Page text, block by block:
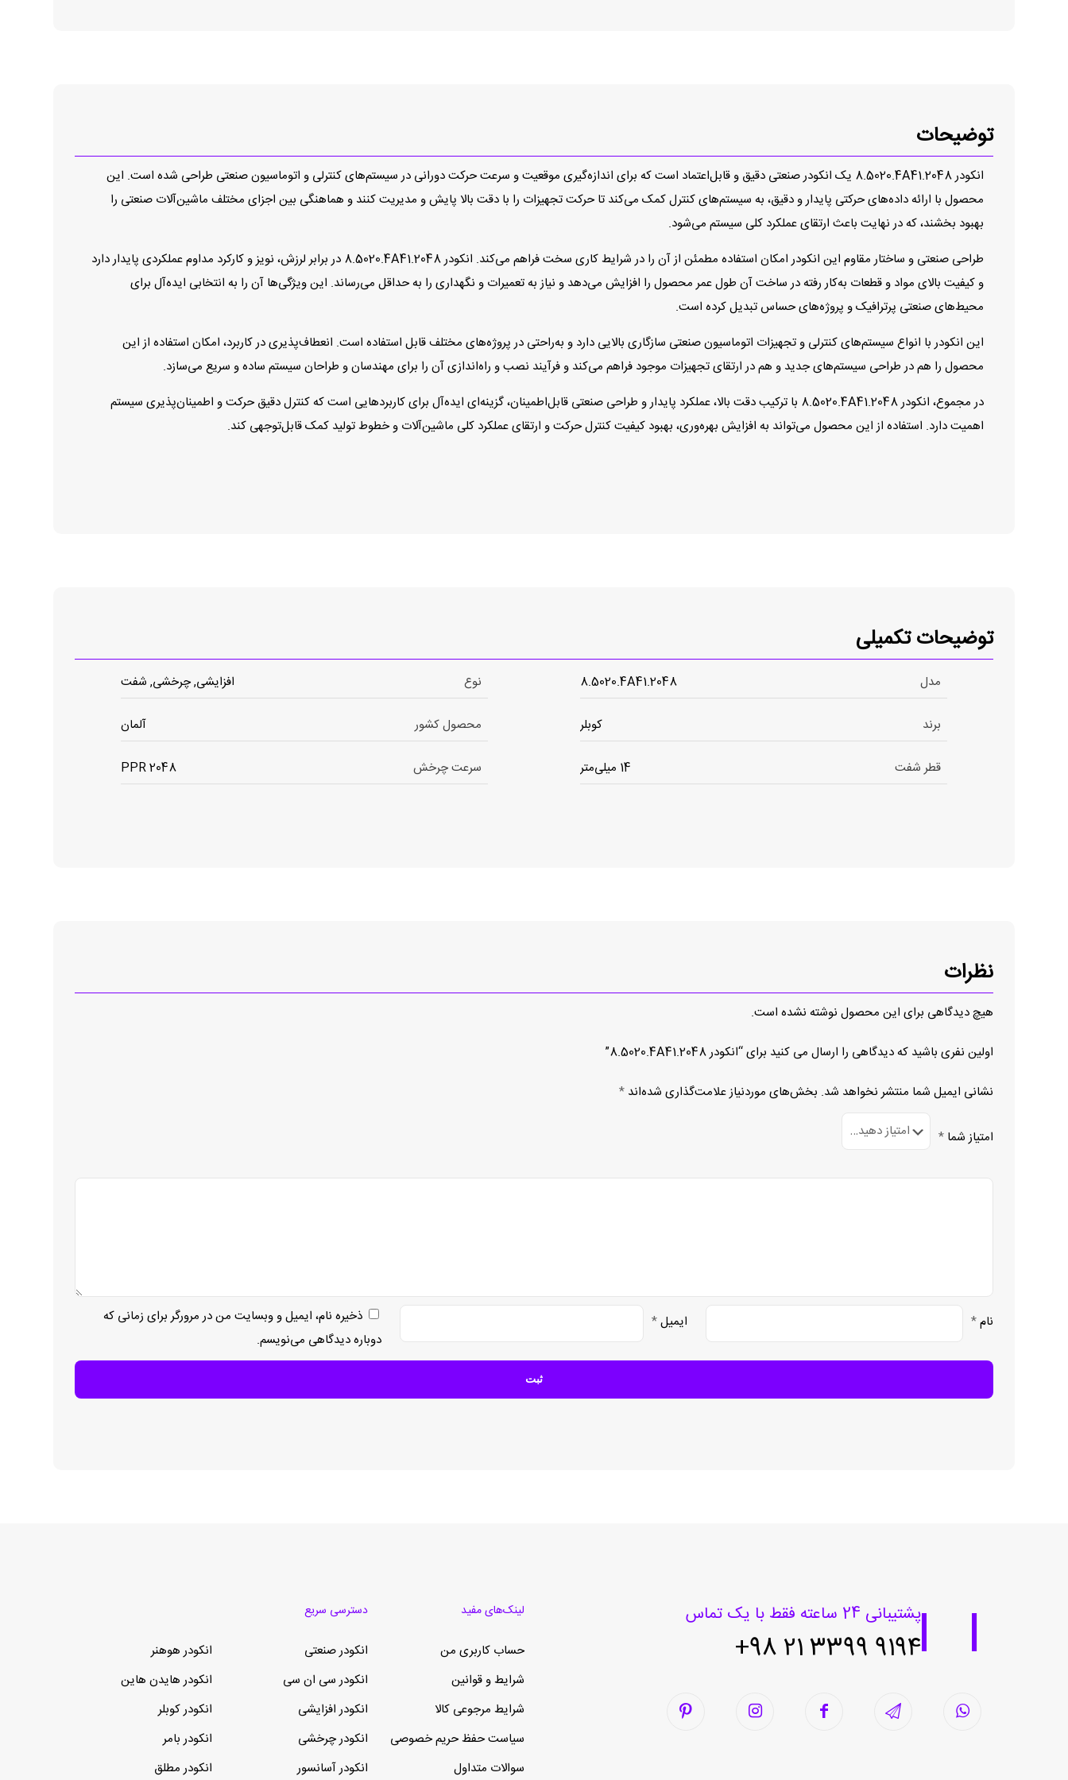
توضیحات
انکودر 8.5020.4A41.2048 یک انکودر صنعتی دقیق و قابل‌اعتماد است که برای اندازه‌گیری موقعیت و سرعت حرکت دورانی در سیستم‌های کنترلی و اتوماسیون صنعتی طراحی شده است. این
محصول با ارائه داده‌های حرکتی پایدار و دقیق، به سیستم‌های کنترل کمک می‌کند تا حرکت تجهیزات را با دقت بالا پایش و مدیریت کنند و هماهنگی بین اجزای مختلف ماشین‌آلات صنعتی را
بهبود بخشند، که در نهایت باعث ارتقای عملکرد کلی سیستم می‌شود.
طراحی صنعتی و ساختار مقاوم این انکودر امکان استفاده مطمئن از آن را در شرایط کاری سخت فراهم می‌کند. انکودر 8.5020.4A41.2048 در برابر لرزش، نویز و کارکرد مداوم عملکردی پایدار دارد
و کیفیت بالای مواد و قطعات به‌کار رفته در ساخت آن طول عمر محصول را افزایش می‌دهد و نیاز به تعمیرات و نگهداری را به حداقل می‌رساند. این ویژگی‌ها آن را به انتخابی ایده‌آل برای
محیط‌های صنعتی پرترافیک و پروژه‌های حساس تبدیل کرده است.
این انکودر با انواع سیستم‌های کنترلی و تجهیزات اتوماسیون صنعتی سازگاری بالایی دارد و به‌راحتی در پروژه‌های مختلف قابل استفاده است. انعطاف‌پذیری در کاربرد، امکان استفاده از این
محصول را هم در طراحی سیستم‌های جدید و هم در ارتقای تجهیزات موجود فراهم می‌کند و فرآیند نصب و راه‌اندازی آن را برای مهندسان و طراحان سیستم ساده و سریع می‌سازد.
در مجموع، انکودر 8.5020.4A41.2048 با ترکیب دقت بالا، عملکرد پایدار و طراحی صنعتی قابل‌اطمینان، گزینه‌ای ایده‌آل برای کاربردهایی است که کنترل دقیق حرکت و اطمینان‌پذیری سیستم
اهمیت دارد. استفاده از این محصول می‌تواند به افزایش بهره‌وری، بهبود کیفیت کنترل حرکت و ارتقای عملکرد کلی ماشین‌آلات و خطوط تولید کمک قابل‌توجهی کند.
توضیحات تکمیلی
مدل 8.5020.4A41.2048 نوع افزایشی, چرخشی, شفت
برند کوبلر محصول کشور آلمان
قطر شفت 14 میلی‌متر سرعت چرخش 2048 PPR
نظرات
هیچ دیدگاهی برای این محصول نوشته نشده است.
اولین نفری باشید که دیدگاهی را ارسال می کنید برای “انکودر 8.5020.4A41.2048”
نشانی ایمیل شما منتشر نخواهد شد. بخش‌های موردنیاز علامت‌گذاری شده‌اند *
امتیاز شما *
نام* ایمیل*
ذخیره نام، ایمیل و وبسایت من در مرورگر برای زمانی که
دوباره دیدگاهی می‌نویسم.
پشتیبانی 24 ساعته فقط با یک تماس
9194 3399 21 98+
لینک‌های مفید
حساب کاربری من
شرایط و قوانین
شرایط مرجوعی کالا
سیاست حفظ حریم خصوصی
سوالات متداول
دسترسی سریع
انکودر صنعتی
انکودر سی ان سی
انکودر افزایشی
انکودر چرخشی
انکودر آسانسور
انکودر هوهنر
انکودر هایدن هاین
انکودر کوبلر
انکودر بامر
انکودر مطلق